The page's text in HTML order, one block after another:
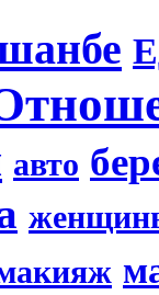
авто